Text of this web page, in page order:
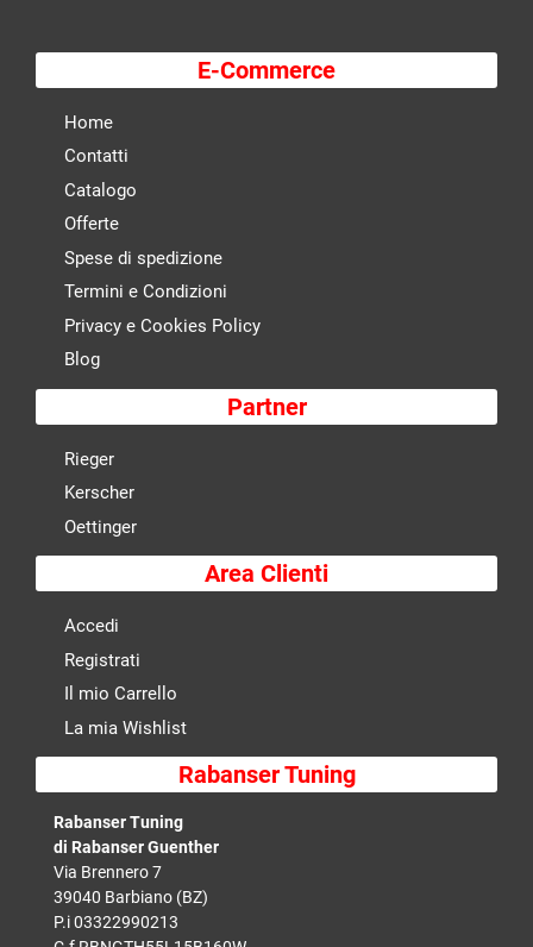
E-Commerce
Home
Contatti
Catalogo
Offerte
Spese di spedizione
Termini e Condizioni
Privacy e Cookies Policy
Blog
Partner
Rieger
Kerscher
Oettinger
Area Clienti
Accedi
Registrati
Il mio Carrello
La mia Wishlist
Rabanser Tuning
Rabanser Tuning
di Rabanser Guenther
Via Brennero 7
39040 Barbiano (BZ)
P.i 03322990213